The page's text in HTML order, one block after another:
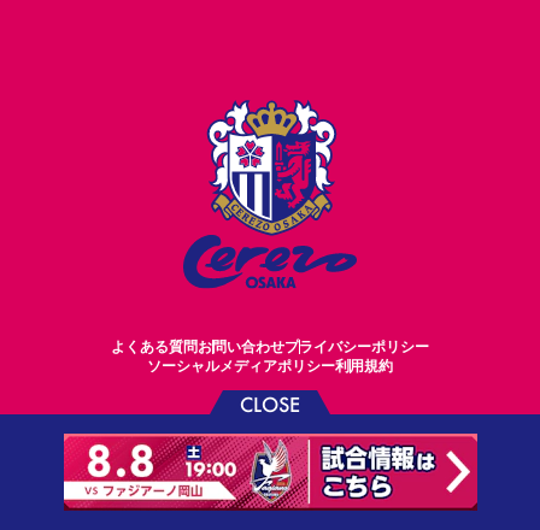
CLOSE
よくある質問お問い合わせプライバシーポリシー
ソーシャルメディアポリシー利用規約
©CEREZO OSAKA CO.,LTD.